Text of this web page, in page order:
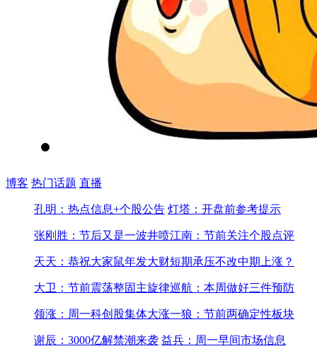
博客 热门话题 直播
孔明：热点信息+个股公告 灯塔：开盘前参考提示
张刚胜：节后又是一波井喷江南：节前关注个股点评
天天：恭祝大家鼠年发大财短期承压不改中期上涨？
大卫：节前震荡整固主旋律巡航：本周做好三件预防
领涨：周一科创股集体大涨一狼：节前两确定性板块
谢辰：3000亿解禁潮来袭 益兵：周一早间市场信息